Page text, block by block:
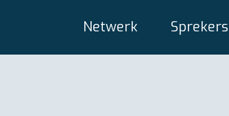
Netwerk Sprekers